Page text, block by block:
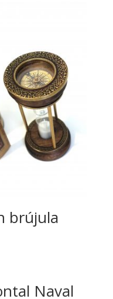
brújula
Naval